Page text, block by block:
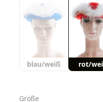
blau/weiß rot/
Größe